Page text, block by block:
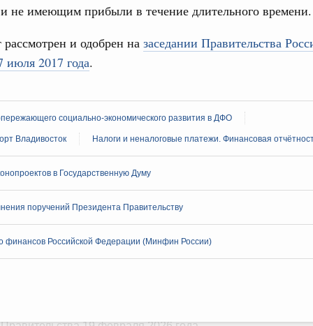
не имеющим прибыли в течение длительного времени.
рассмотрен и одобрен на заседании Правительства
июля 2017 года.
социально-экономического развития в ДФО
Владивосток Налоги и неналоговые платежи. Финансовая
в Государственную Думу
поручений Президента Правительству
финансов Российской Федерации (Минфин России)
суббота
19 марта 2026 года
12 марта 2026 года
5 марта 2026 года
27 февраля 2026 года